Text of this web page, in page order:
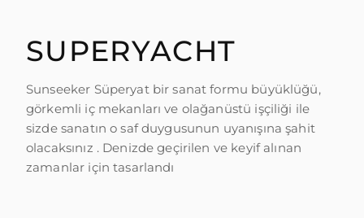
TEKNENIZIN PIYASA DEĞERINI
ÖĞRENIN
SUPERYACHT
Sunseeker Süperyat bir sanat formu büyüklüğü,
görkemli iç mekanları ve olağanüstü işçiliği ile
sizde sanatın o saf duygusunun uyanışına şahit
olacaksınız . Denizde geçirilen ve keyif alınan
zamanlar için tasarlandı